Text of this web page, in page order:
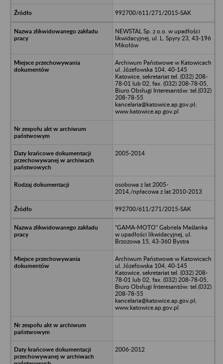
992700/611/271/2015-SAK
NEWSTAL Sp. z o.o. w upadłości
likwidacyjnej, ul. L. Spyry 23, 43-196
Mikołów
Archiwum Państwowe w Katowicach
ul. Józefowska 104, 40-145
Katowice, sekretariat tel. (032) 208-
78-01 lub 02, fax. (032) 208-78-05,
Biuro Obsługi Interesantów: tel.(032)
208-78-55
kancelaria@katowice.ap.gov.pl;
www.katowice.ap.gov.pl
2005-2014
osobowa z lat 2005-
2014,/npłacowa z lat 2010-2013
992700/611/271/2015-SAK
"GAMA-MOTO" Gabriela Maślanka
w upadłości likwidacyjnej, ul.
Brzozowa 15, 43-360 Bystra
Archiwum Państwowe w Katowicach
ul. Józefowska 104, 40-145
Katowice, sekretariat tel. (032) 208-
78-01 lub 02, fax. (032) 208-78-05,
Biuro Obsługi Interesantów: tel.(032)
208-78-55
kancelaria@katowice.ap.gov.pl;
www.katowice.ap.gov.pl
2006-2012